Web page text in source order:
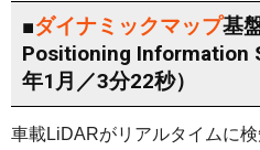
■ダイナミックマップ基
Positioning Information
年1月／3分22秒）
車載LiDARがリアルタイムに